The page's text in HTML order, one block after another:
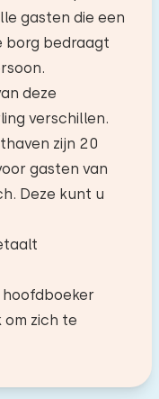
+
Niet toegestaan
Toepassen
gasten die een
borg bedraagt
deze
verschillen.
zijn 20
gasten van
Deze kunt u
hoofdboeker
om zich te
en
was erg
je ergens mee
was erg
hinderlijk zijn
grote stad,
hoofd zien. Ik